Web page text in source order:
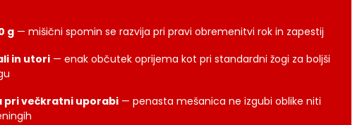
g — mišični spomin se razvija pri pravi obremenitvi rok in zapestij
in utori — enak občutek oprijema kot pri standardni žogi za boljši
pri večkratni uporabi — penasta mešanica ne izgubi oblike niti